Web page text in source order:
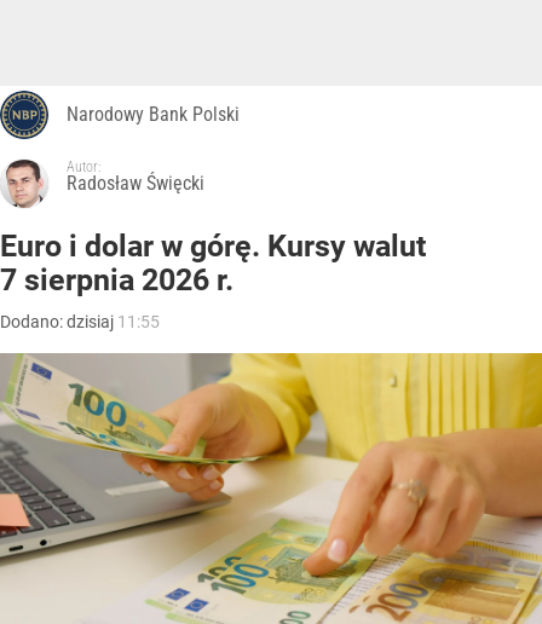
Narodowy Bank Polski
Autor:
Radosław Święcki
Euro i dolar w górę. Kursy walut
7 sierpnia 2026 r.
Dodano:dzisiaj 11:55